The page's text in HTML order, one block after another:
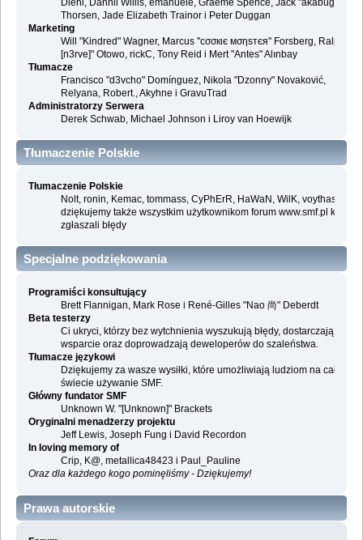
Thorsen, Jade Elizabeth Trainor i Peter Duggan
Marketing
Will "Kindred" Wagner, Marcus "cσσкιє мσηѕтєя" Forsberg, Ralph "
[n3rve]" Otowo, rickC, Tony Reid i Mert "Antes" Alınbay
Tłumacze
Francisco "d3vcho" Domínguez, Nikola "Dzonny" Novaković,
Relyana, Robert., Akyhne i GravuTrad
Administratorzy Serwera
Derek Schwab, Michael Johnson i Liroy van Hoewijk
Tłumaczenie Polskie
Tłumaczenie Polskie
Nolt, ronin, Kemac, tommass, CyPhErR, HaWaN, WilK, voythas i
dziękujemy także wszystkim użytkownikom forum www.smf.pl którzy
zgłaszali błędy
Specjalne podziękowania
Programiści konsultujący
Brett Flannigan, Mark Rose i René-Gilles "Nao 尚" Deberdt
Beta testerzy
Ci ukryci, którzy bez wytchnienia wyszukują błędy, dostarczają
wsparcie oraz doprowadzają deweloperów do szaleństwa.
Tłumacze językowi
Dziękujemy za wasze wysiłki, które umożliwiają ludziom na całym
świecie używanie SMF.
Główny fundator SMF
Unknown W. "[Unknown]" Brackets
Oryginalni menadżerzy projektu
Jeff Lewis, Joseph Fung i David Recordon
In loving memory of
Crip, K@, metallica48423 i Paul_Pauline
Oraz dla każdego kogo pominęliśmy - Dziękujemy!
Prawa autorskie